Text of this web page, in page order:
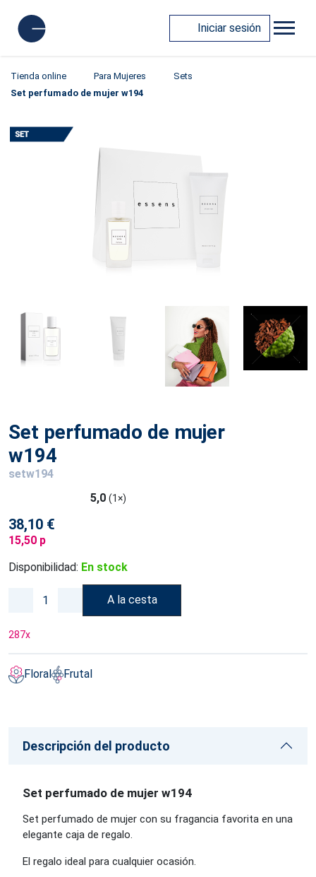
Iniciar sesión
Tienda online Para Mujeres
Sets
Set perfumado de mujer w194
Set perfumado de mujer
w194
setw194
5,0 (1×)
38,10 €
15,50 p
Disponibilidad: En stock
A la cesta
287x
Floral Frutal
Descripción del producto
Set perfumado de mujer w194
Set perfumado de mujer con su fragancia favorita en una
elegante caja de regalo.
El regalo ideal para cualquier ocasión.